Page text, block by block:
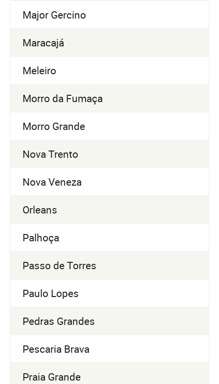
Major Gercino
Maracajá
Meleiro
Morro da Fumaça
Morro Grande
Nova Trento
Nova Veneza
Orleans
Palhoça
Passo de Torres
Paulo Lopes
Pedras Grandes
Pescaria Brava
Praia Grande